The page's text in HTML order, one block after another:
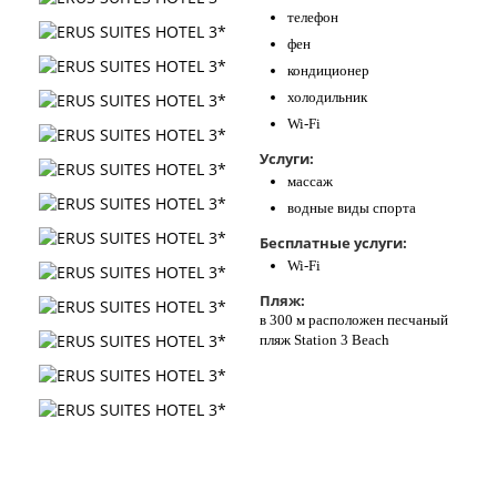
телефон
фен
кондиционер
холодильник
Wi-Fi
Услуги:
массаж
водные виды спорта
Бесплатные услуги:
Wi-Fi
Пляж:
в 300 м расположен песчаный
пляж Station 3 Beach